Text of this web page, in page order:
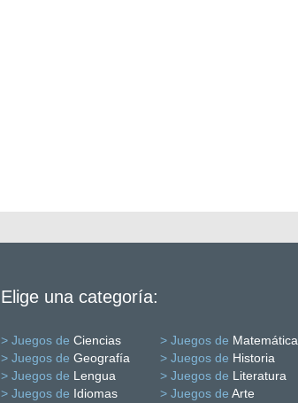
Elige una categoría:
> Juegos de Ciencias > Juegos de
> Juegos de Geografía > Juegos de Historia
> Juegos de Lengua > Juegos de Literatura
> Juegos de Idiomas > Juegos de Arte